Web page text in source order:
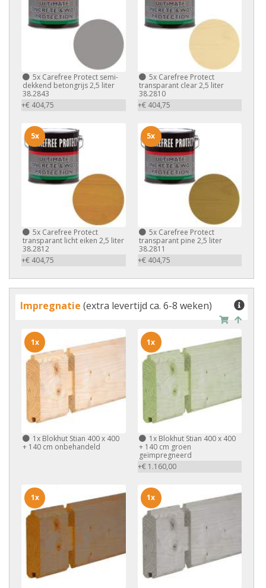
5x Carefree Protect semi-
dekkend betongrijs 2,5 liter
38.2843
+€ 404,75
5xCarefree Protect
transparant clear 2,5 liter
38.2810
+€ 404,75
5x Carefree Protect
transparant licht eiken 2,5 liter
38.2812
+€ 404,75
5x
5xCarefree Protect
transparant pine 2,5 liter
38.2811
+€ 404,75
5x
Impregnatie (extra levertijd ca. 6-8 weken)
1x Blokhut Stian 400 x 400
+ 140 cm onbehandeld
1x
1xBlokhut Stian 400 x 400
+ 140 cm groen
geïmpregneerd
+€ 1.160,00
1x
1x 1x